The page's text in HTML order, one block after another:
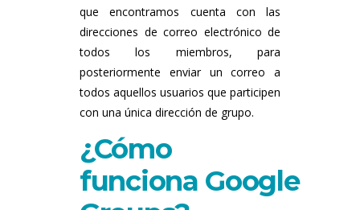
que encontramos cuenta con las
direcciones de correo electrónico de
todos los miembros, para
posteriormente enviar un correo a
todos aquellos usuarios que participen
con una única dirección de grupo.
¿Cómo
funciona Google